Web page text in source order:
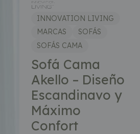
INNOVATION LIVING
MARCAS
SOFÁS
SOFÁS CAMA
Sofá Cama
Akello – Diseño
Escandinavo y
Máximo
Confort